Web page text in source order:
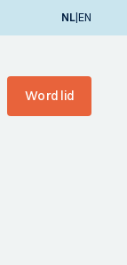
NL|EN
Word lid